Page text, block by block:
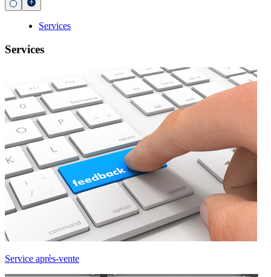
Services
Services
Service après-vente